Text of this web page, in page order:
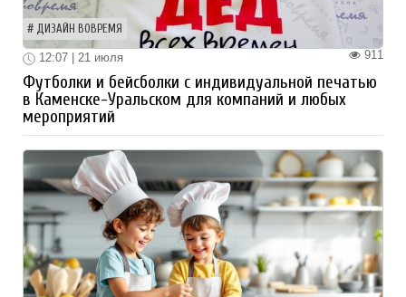
ДИЗАЙН ВОВРЕМЯ
911
12:07 | 21 июля
Футболки и бейсболки с индивидуальной печатью
в Каменске-Уральском для компаний и любых
мероприятий